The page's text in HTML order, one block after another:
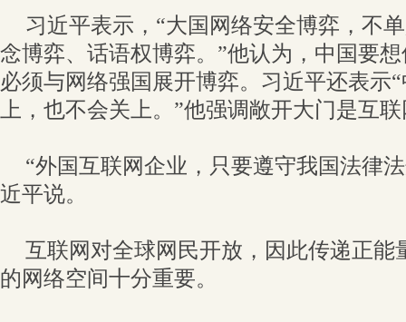
习近平表示，“大国网络安全博弈，不
念博弈、话语权博弈。”他认为，中国要
必须与网络强国展开博弈。习近平还表示
上，也不会关上。”他强调敞开大门是互
“外国互联网企业，只要遵守我国法律
近平说。
互联网对全球网民开放，因此传递正能
的网络空间十分重要。